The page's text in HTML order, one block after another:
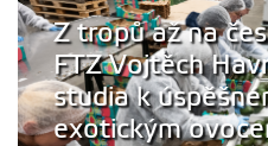
Z tropů až na
FTZ Vojtěch
studia k
exotickým